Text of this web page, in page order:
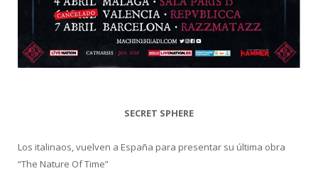
SECRET SPHERE
Los italinaos, vuelven a España para presentar su última obra
“The Nature Of Time”